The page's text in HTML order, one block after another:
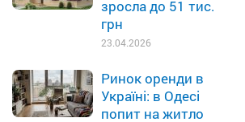
зросла до 51 тис.
грн
23.04.2026
Ринок оренди в
Україні: в Одесі
попит на житло